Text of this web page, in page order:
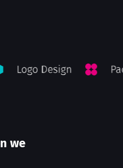
we